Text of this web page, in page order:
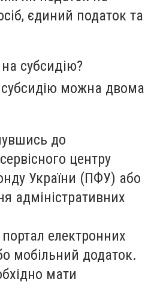
єдиний податок та
субсидію?
можна двома
до
центру
України (ПФУ) або
адміністративних
портал електронних
мобільний додаток.
мати